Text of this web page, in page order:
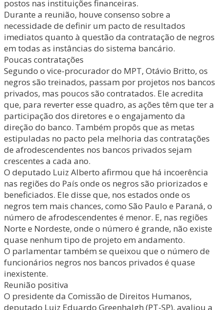
postos nas instituições financeiras.
Durante a reunião, houve consenso sobre a
necessidade de definir um pacto de resultados
imediatos quanto à questão da contratação de negros
em todas as instâncias do sistema bancário.
Poucas contratações
Segundo o vice-procurador do MPT, Otávio Britto, os
negros são treinados, passam por projetos nos bancos
privados, mas poucos são contratados. Ele acredita
que, para reverter esse quadro, as ações têm que ter a
participação dos diretores e o engajamento da
direção do banco. Também propôs que as metas
estipuladas no pacto pela melhoria das contratações
de afrodescendentes nos bancos privados sejam
crescentes a cada ano.
O deputado Luiz Alberto afirmou que há incoerência
nas regiões do País onde os negros são priorizados e
beneficiados. Ele disse que, nos estados onde os
negros tem mais chances, como São Paulo e Paraná, o
número de afrodescendentes é menor. E, nas regiões
Norte e Nordeste, onde o número é grande, não existe
quase nenhum tipo de projeto em andamento.
O parlamentar também se queixou que o número de
funcionários negros nos bancos privados é quase
inexistente.
Reunião positiva
O presidente da Comissão de Direitos Humanos,
deputado Luiz Eduardo Greenhalgh (PT-SP), avaliou a